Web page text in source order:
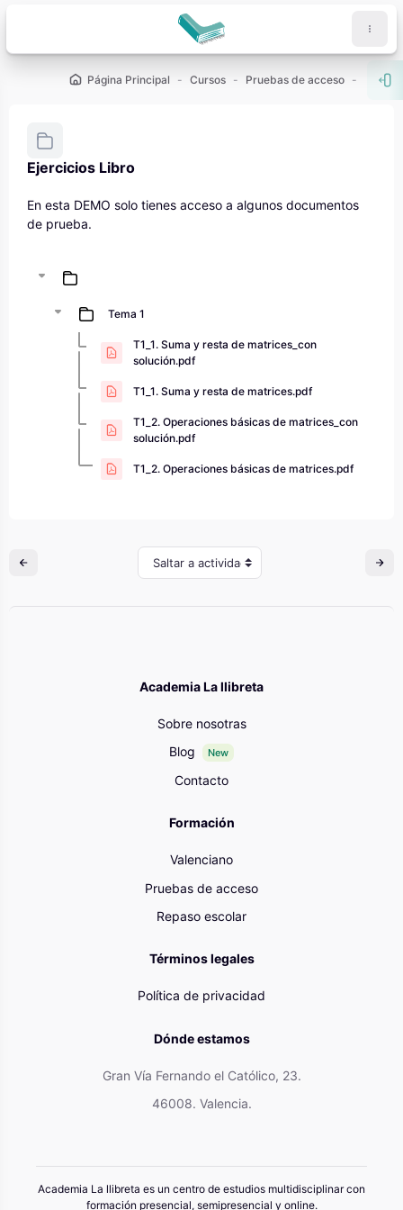
Página Principal Cursos Pruebas de acceso PCE
Ejercicios Libro
Requisitos de finalización
En esta DEMO solo tienes acceso a algunos documentos
de prueba.
Tema 1
T1_1. Suma y resta de matrices_con
solución.pdf
T1_1. Suma y resta de matrices.pdf
T1_2. Operaciones básicas de matrices_con
solución.pdf
T1_2. Operaciones básicas de matrices.pdf
Saltar a actividad
Academia La llibreta
Sobre nosotras
Blog
New
Contacto
Formación
Valenciano
Pruebas de acceso
Repaso escolar
Términos legales
Política de privacidad
Dónde estamos
Gran Vía Fernando el Católico, 23.
46008. Valencia.
Academia La llibreta es un centro de estudios multidisciplinar con
formación presencial, semipresencial y online.